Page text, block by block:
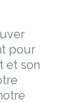
pour
et son